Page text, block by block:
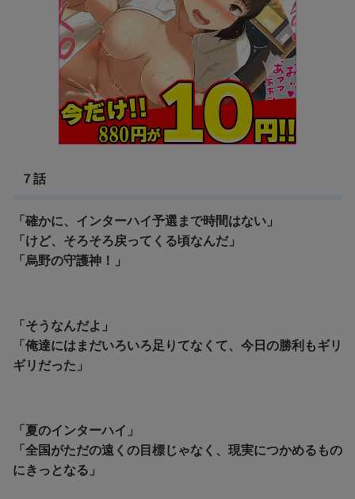
７話
「確かに、インターハイ予選まで時間はない」
「けど、そろそろ戻ってくる頃なんだ」
「烏野の守護神！」
「そうなんだよ」
「俺達にはまだいろいろ足りてなくて、今日の勝利もギリ
ギリだった」
「夏のインターハイ」
「全国がただの遠くの目標じゃなく、現実につかめるもの
にきっとなる」